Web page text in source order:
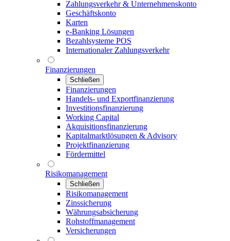
Zahlungsverkehr & Unternehmenskonto
Geschäftskonto
Karten
e-Banking Lösungen
Bezahlsysteme POS
Internationaler Zahlungsverkehr
Finanzierungen
Schließen
Finanzierungen
Handels- und Exportfinanzierung
Investitionsfinanzierung
Working Capital
Akquisitionsfinanzierung
Kapitalmarktlösungen & Advisory
Projektfinanzierung
Fördermittel
Risikomanagement
Schließen
Risikomanagement
Zinssicherung
Währungsabsicherung
Rohstoffmanagement
Versicherungen